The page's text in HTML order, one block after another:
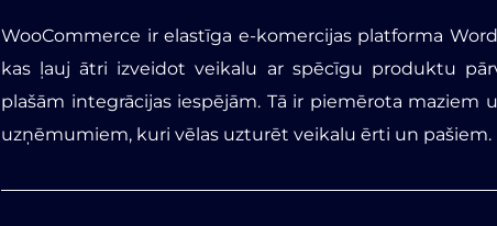
WooCommerce ir elastīga e-komercijas platforma
kas ļauj ātri izveidot veikalu ar spēcīgu produktu
plašām integrācijas iespējām. Tā ir piemērota maziem
uzņēmumiem, kuri vēlas uzturēt veikalu ērti un pašiem.